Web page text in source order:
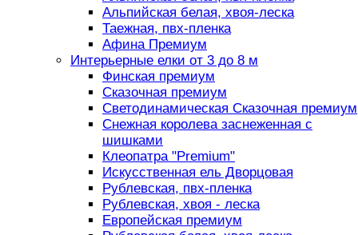
Альпийская белая, хвоя-леска
Таежная, пвх-пленка
Афина Премиум
Интерьерные елки от 3 до 8 м
Финская премиум
Сказочная премиум
Светодинамическая Сказочная премиум
Снежная королева заснеженная с
шишками
Клеопатра "Premium"
Искусственная ель Дворцовая
Рублевская, пвх-пленка
Рублевская, хвоя - леска
Европейская премиум